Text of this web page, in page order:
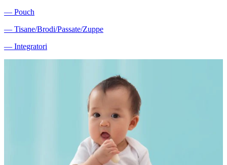
― Pouch
― Tisane/Brodi/Passate/Zuppe
― Integratori